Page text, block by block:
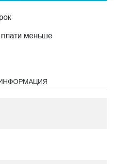
меньше